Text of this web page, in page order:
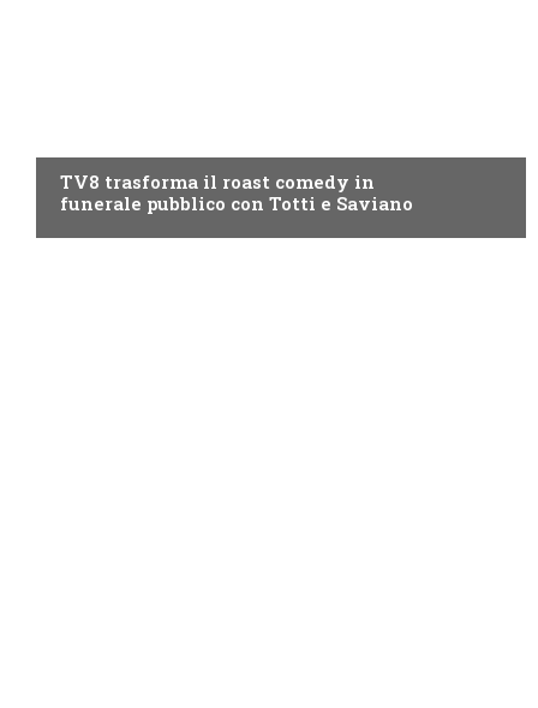
TV8 trasforma il roast comedy in
funerale pubblico con Totti e Saviano